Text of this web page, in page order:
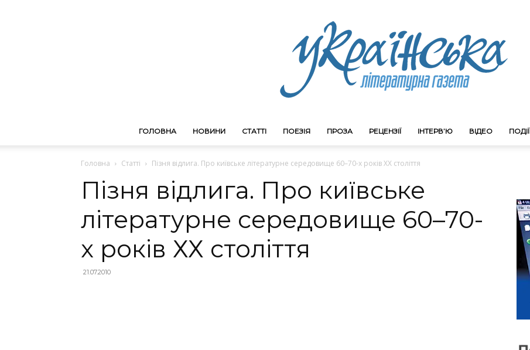
ГОЛОВНА НОВИНИ СТАТТІ ПОЕЗІЯ ПРОЗА РЕЦЕНЗІЇ ІНТЕРВ’Ю ВІДЕО ПОДІЇ
Головна Статті Пізня відлига. Про київське літературне середовище 60–70-х років ХХ століття
Пізня відлига. Про київське
літературне середовище 60–70-
х років ХХ століття
21.07.2010